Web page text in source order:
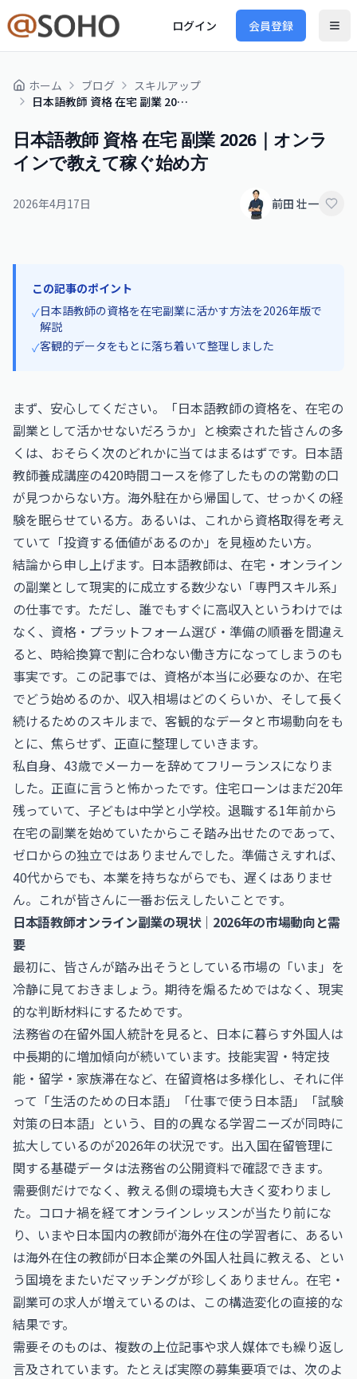
ログイン 会員登録
ホーム ブログ
スキルアップ
日本語教師 資格 在宅 副業 2026｜オンラインで教えて稼ぐ始め方
日本語教師 資格 在宅 副業 2026｜オンラ
インで教えて稼ぐ始め方
2026年4月17日 前田 壮一
この記事のポイント
✓日本語教師の資格を在宅副業に活かす方法を2026年版で
解説
✓客観的データをもとに落ち着いて整理しました
まず、安心してください。「日本語教師の資格を、在宅の
副業として活かせないだろうか」と検索された皆さんの多
くは、おそらく次のどれかに当てはまるはずです。日本語
教師養成講座の420時間コースを修了したものの常勤の口
が見つからない方。海外駐在から帰国して、せっかくの経
験を眠らせている方。あるいは、これから資格取得を考え
ていて「投資する価値があるのか」を見極めたい方。
結論から申し上げます。日本語教師は、在宅・オンライン
の副業として現実的に成立する数少ない「専門スキル系」
の仕事です。ただし、誰でもすぐに高収入というわけでは
なく、資格・プラットフォーム選び・準備の順番を間違え
ると、時給換算で割に合わない働き方になってしまうのも
事実です。この記事では、資格が本当に必要なのか、在宅
でどう始めるのか、収入相場はどのくらいか、そして長く
続けるためのスキルまで、客観的なデータと市場動向をも
とに、焦らせず、正直に整理していきます。
私自身、43歳でメーカーを辞めてフリーランスになりま
した。正直に言うと怖かったです。住宅ローンはまだ20年
残っていて、子どもは中学と小学校。退職する1年前から
在宅の副業を始めていたからこそ踏み出せたのであって、
ゼロからの独立ではありませんでした。準備さえすれば、
40代からでも、本業を持ちながらでも、遅くはありませ
ん。これが皆さんに一番お伝えしたいことです。
日本語教師オンライン副業の現状｜2026年の市場動向と需
要
最初に、皆さんが踏み出そうとしている市場の「いま」を
冷静に見ておきましょう。期待を煽るためではなく、現実
的な判断材料にするためです。
法務省の在留外国人統計を見ると、日本に暮らす外国人は
中長期的に増加傾向が続いています。技能実習・特定技
能・留学・家族滞在など、在留資格は多様化し、それに伴
って「生活のための日本語」「仕事で使う日本語」「試験
対策の日本語」という、目的の異なる学習ニーズが同時に
拡大しているのが2026年の状況です。出入国在留管理に
関する基礎データは法務省の公開資料で確認できます。
需要側だけでなく、教える側の環境も大きく変わりまし
た。コロナ禍を経てオンラインレッスンが当たり前にな
り、いまや日本国内の教師が海外在住の学習者に、あるい
は海外在住の教師が日本企業の外国人社員に教える、とい
う国境をまたいだマッチングが珍しくありません。在宅・
副業可の求人が増えているのは、この構造変化の直接的な
結果です。
需要そのものは、複数の上位記事や求人媒体でも繰り返し
言及されています。たとえば実際の募集要項では、次のよ